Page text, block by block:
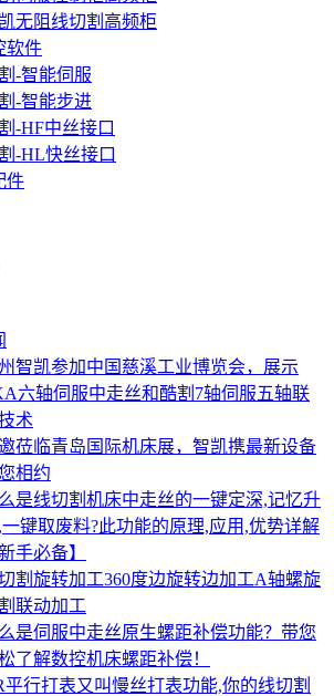
无阻线切割高频柜
软件
-智能伺服
-智能步进
-HF中丝接口
-HL快丝接口
件
智凯参加中国慈溪工业博览会，展示
六轴伺服中走丝和酷割7轴伺服五轴联
术
莅临青岛国际机床展，智凯携最新设备
相约
是线切割机床中走丝的一键定深,记忆升
一键取废料?此功能的原理,应用,优势详解
新手必备】
割旋转加工360度边旋转边加工A轴螺旋
联动加工
是伺服中走丝原生螺距补偿功能？带您
了解数控机床螺距补偿！
平行打表又叫慢丝打表功能,你的线切割